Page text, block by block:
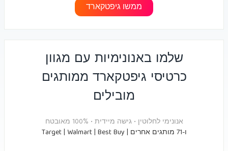
ממשו גיפטקארד
שלמו באנונימיות עם מגוון
כרטיסי גיפטקארד ממותגים
מובילים
אנונימי לחלוטין • גישה מיידית • 100% מאובטח
Target | Walmart | Best Buy | ו-71 מותגים אחרים